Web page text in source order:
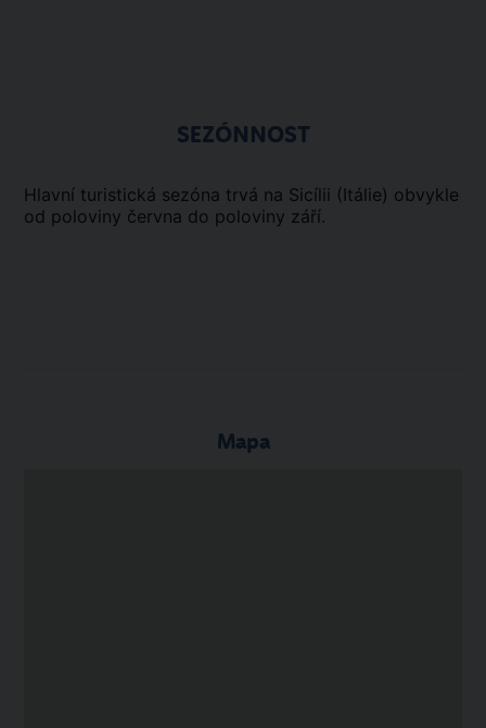
SEZÓNNOST
Hlavní turistická sezóna trvá na Sicílii (Itálie) obvykle
od poloviny června do poloviny září.
Mapa